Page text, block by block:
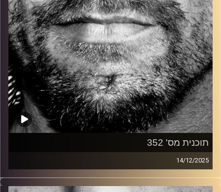
תוכנית מס' 352
14/12/2025
זיפים, מוזיקה מחוספסת של הופעות חיות. הרבה ג'אם, רוק,
בלוז, bluegrass, ג'אז, Fאנק, פרוגרסיב ואפילו אלקטרוניקה.